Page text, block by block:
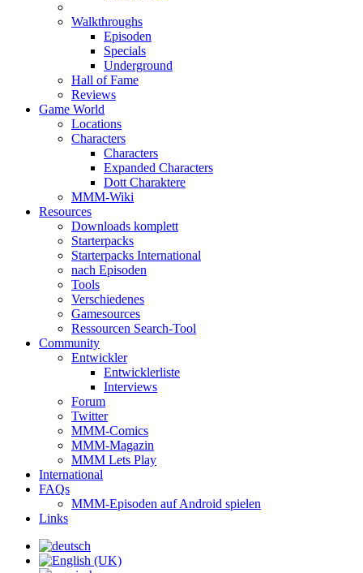
Walkthroughs
Episoden
Specials
Underground
Hall of Fame
Reviews
Game World
Locations
Characters
Characters
Expanded Characters
Dott Charaktere
MMM-Wiki
Resources
Downloads komplett
Starterpacks
Starterpacks International
nach Episoden
Tools
Verschiedenes
Gamesources
Ressourcen Search-Tool
Community
Entwickler
Entwicklerliste
Interviews
Forum
Twitter
MMM-Comics
MMM-Magazin
MMM Lets Play
International
FAQs
MMM-Episoden auf Android spielen
Links